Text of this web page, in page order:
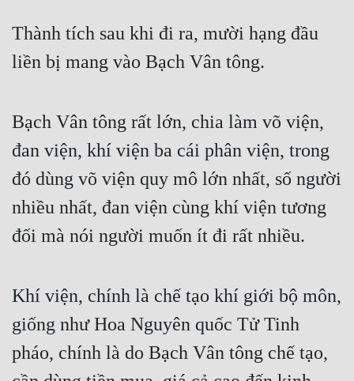
Thành tích sau khi đi ra, mười hạng đầu
liền bị mang vào Bạch Vân tông.
Bạch Vân tông rất lớn, chia làm võ viện,
đan viện, khí viện ba cái phân viện, trong
đó dùng võ viện quy mô lớn nhất, số người
nhiều nhất, đan viện cùng khí viện tương
đối mà nói người muốn ít đi rất nhiều.
Khí viện, chính là chế tạo khí giới bộ môn,
giống như Hoa Nguyên quốc Tử Tinh
pháo, chính là do Bạch Vân tông chế tạo,